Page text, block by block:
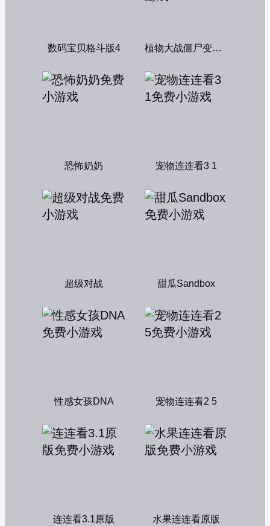
数码宝贝格斗版4 植物大战僵尸变态版
恐怖奶奶 宠物连连看3 1
超级对战 甜瓜Sandbox
性感女孩DNA 宠物连连看2 5
连连看3.1原版 水果连连看原版